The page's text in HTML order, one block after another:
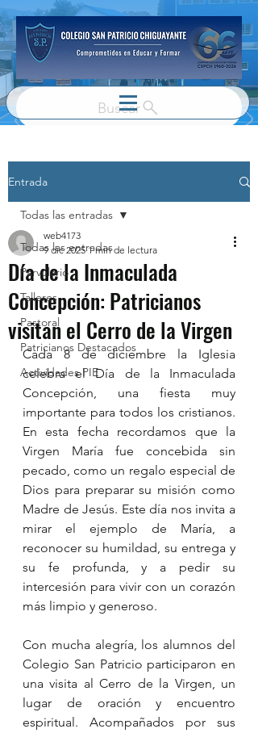
Buscar
Entrada
Todas las entradas
Parvulario
Talleres
Pastoral
Patricianos Destacados
Actividades PIE
Todas las entradas
Día de la Inmaculada
Concepción: Patricianos
visitan el Cerro de la Virgen
web4173
9 dic 2025 1 min de lectura
Cada 8 de diciembre la Iglesia
celebra el Día de la Inmaculada
Concepción, una fiesta muy
importante para todos los cristianos.
En esta fecha recordamos que la
Virgen María fue concebida sin
pecado, como un regalo especial de
Dios para preparar su misión como
Madre de Jesús. Este día nos invita a
mirar el ejemplo de María, a
reconocer su humildad, su entrega y
su fe profunda, y a pedir su
intercesión para vivir con un corazón
más limpio y generoso.
Con mucha alegría, los alumnos del
Colegio San Patricio participaron en
una visita al Cerro de la Virgen, un
lugar de oración y encuentro
espiritual. Acompañados por sus